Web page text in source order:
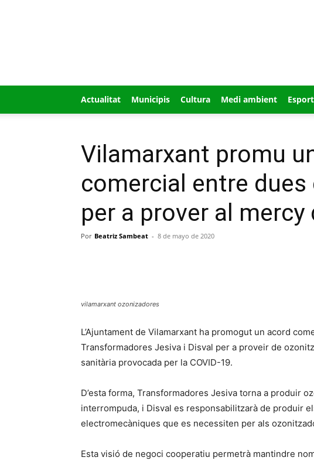
Actualitat Municipis Cultura Medi ambient
Vilamarxant promu
comercial entre
per a prover al
Por Beatriz Sambeat - 8 de mayo de 2020
vilamarxant ozonizadores
L’Ajuntament de Vilamarxant ha promogut un acord
Transformadores Jesiva i Disval per a proveir de
sanitària provocada per la COVID-19.
D’esta forma, Transformadores Jesiva torna a produir
interrompuda, i Disval es responsabilitzarà de produir
electromecàniques que es necessiten per als
Esta visió de negoci cooperatiu permetrà mantindre